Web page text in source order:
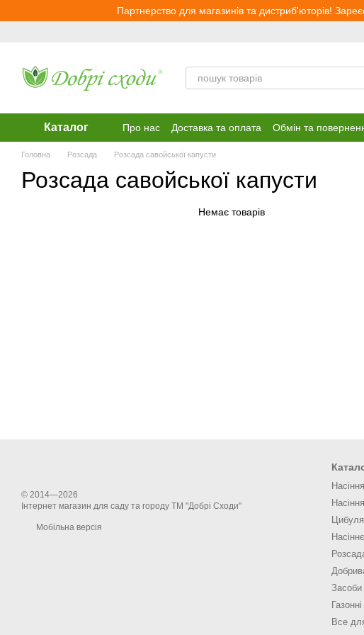
Перейти до основного контентуПартнерство для магазинів та дистриб'юторів!
Каталог Про нас Доставка та оплата Обмін та
Головна Розсада Розсада савойської капусти
Розсада савойської капусти
Немає товарів
© 2014—2026
Інтернет магазин для саду та городу ТМ "Добрі Сходи"
Мобільна версія
Цибуля
Засоби
Все